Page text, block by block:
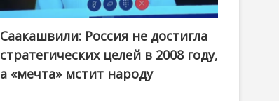
Саакашвили: Россия не достигла
стратегических целей в 2008 году,
а «мечта» мстит народу